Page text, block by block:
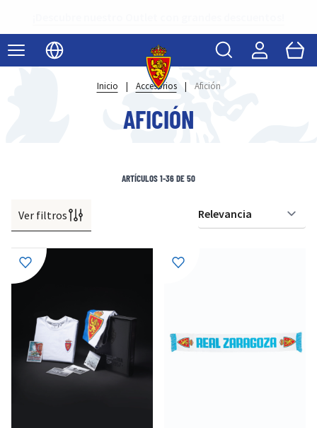
Seleccionar idioma
Buscar Cart
Inicio | Accesorios | Afición
AFICIÓN
Ver filtros
ARTÍCULOS1-36DE50